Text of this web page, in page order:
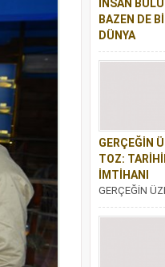
İNSAN
BAZEN DE
DÜNYA
BAZEN
GERÇEĞİN
TOZ:
İMTİHANI
GERÇEĞİN
TOZ: TARİHİN